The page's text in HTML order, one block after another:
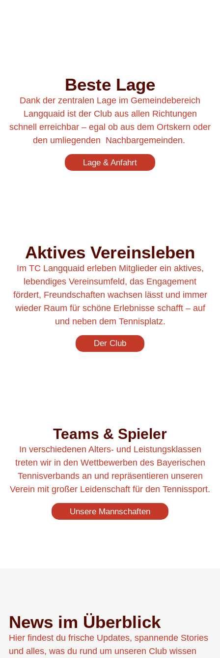
Beste Lage
Dank der zentralen Lage im Gemeindebereich
Langquaid ist der Club aus allen Richtungen
schnell erreichbar – egal ob aus dem Ortskern oder
den umliegenden Nachbargemeinden.
Lage & Anfahrt
Aktives Vereinsleben
Im TC Langquaid erleben Mitglieder ein aktives,
lebendiges Vereinsumfeld, das Engagement
fördert, Freundschaften wachsen lässt und immer
wieder Raum für schöne Erlebnisse schafft – auf
und neben dem Tennisplatz.
Der Club
Teams & Spieler
In verschiedenen Alters- und Leistungsklassen
treten wir in den Wettbewerben des Bayerischen
Tennisverbands an und repräsentieren unseren
Verein mit großer Leidenschaft für den Tennissport.
Unsere Mannschaften
News im Überblick
Hier findest du frische Updates, spannende Stories
und alles, was du rund um unseren Club wissen